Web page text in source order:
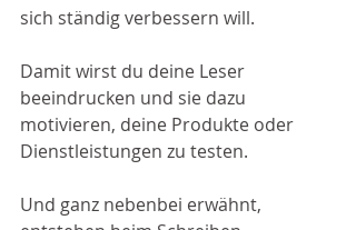
sich ständig verbessern will.
Damit wirst du deine Leser
beeindrucken und sie dazu
motivieren, deine Produkte oder
Dienstleistungen zu testen.
Und ganz nebenbei erwähnt,